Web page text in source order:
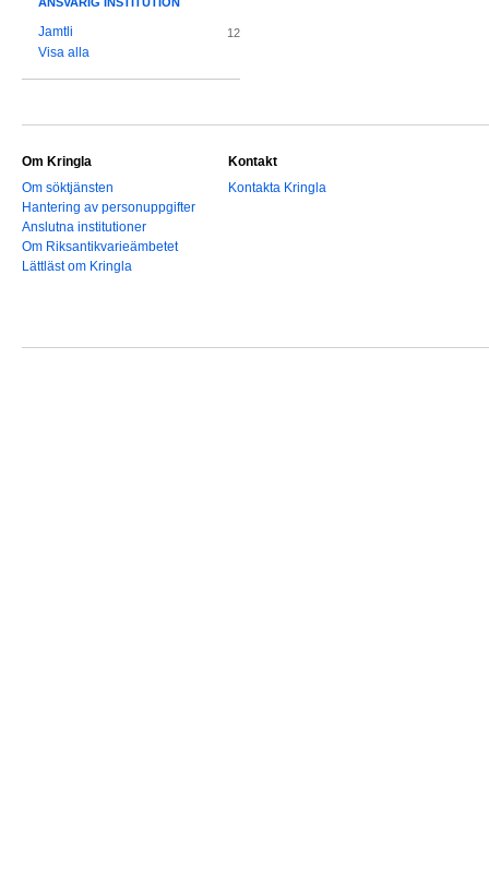
Jamtli 12
Visa alla
Om Kringla
Om söktjänsten
Hantering av personuppgifter
Anslutna institutioner
Om Riksantikvarieämbetet
Lättläst om Kringla
Kontakt
Kontakta Kringla